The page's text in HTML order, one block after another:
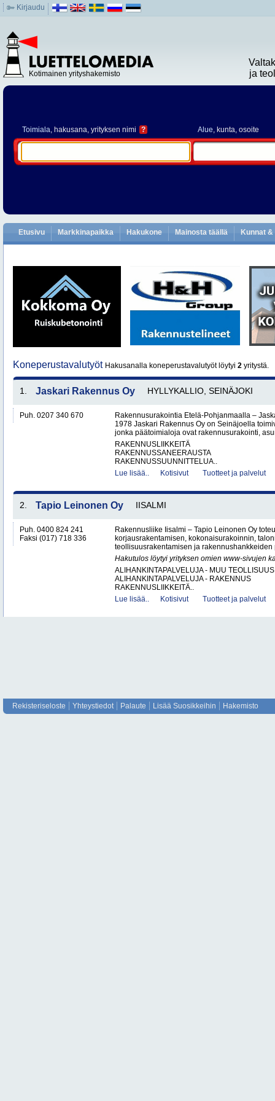
Kirjaudu
Kotimainen yrityshakemisto
ja
Toimiala, hakusana, yrityksen nimi ? Alue, kunta, osoite
Etusivu Markkinapaikka Hakukone Mainosta täällä Kunnat
Koneperustavalutyöt Hakusanalla koneperustavalutyöt löytyi 2 yritystä.
1. Jaskari Rakennus Oy HYLLYKALLIO, SEINÄJOKI
Puh. 0207 340 670
Rakennusurakointia Etelä-Pohjanmaalla –
1978 Jaskari Rakennus Oy on Seinäjoella
jonka päätoimialoja ovat rakennusurakointi,
RAKENNUSLIIKKEITÄ
RAKENNUSSANEERAUSTA
RAKENNUSSUUNNITTELUA..
Lue lisää..
Kotisivut Tuotteet ja palvelut
2. Tapio Leinonen Oy IISALMI
Puh. 0400 824 241
Faksi (017) 718 336
Rakennusliike Iisalmi – Tapio Leinonen Oy
korjausrakentamisen, kokonaisurakoinnin,
teollisuusrakentamisen ja
Hakutulos löytyi yrityksen omien www-sivujen
ALIHANKINTAPALVELUJA - MUU TEOLLISUUS
ALIHANKINTAPALVELUJA - RAKENNUS
RAKENNUSLIIKKEITÄ..
Lue lisää..
Kotisivut Tuotteet ja palvelut
Rekisteriseloste Yhteystiedot Palaute Lisää Suosikkeihin Hakemisto